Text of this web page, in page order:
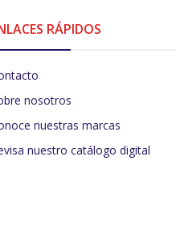
RÁPIDOS
nosotros
nuestras marcas
nuestro catálogo digital